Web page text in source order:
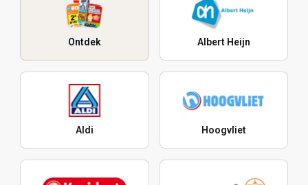
Ontdek Albert Heijn
Aldi Hoogvliet